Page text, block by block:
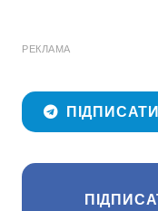
РЕКЛАМА